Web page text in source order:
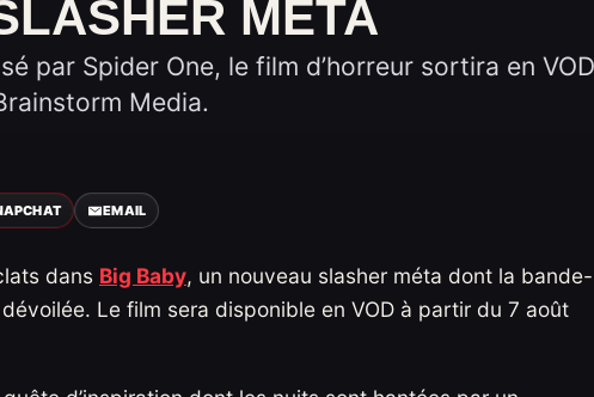
MÉTA
par Spider One, le film d’horreur sortira en VOD
Media.
EMAIL
dans Big Baby, un nouveau slasher méta dont la bande-
Le film sera disponible en VOD à partir du 7 août